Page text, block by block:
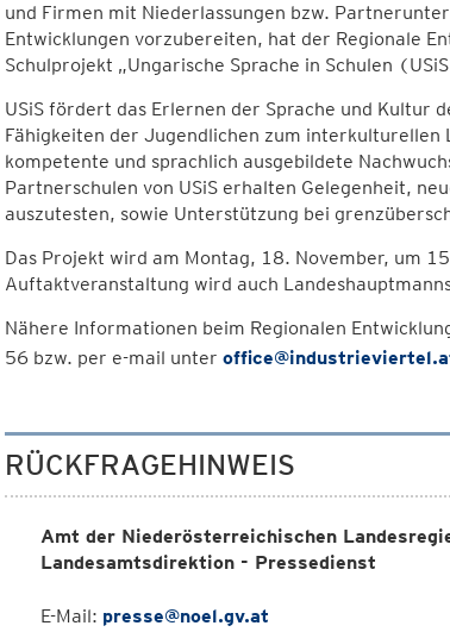
und Firmen mit Niederlassungen bzw.
Entwicklungen vorzubereiten, hat der Regionale
Schulprojekt „Ungarische Sprache in Schulen
USiS fördert das Erlernen der Sprache und Kultur
Fähigkeiten der Jugendlichen zum
kompetente und sprachlich ausgebildete
Partnerschulen von USiS erhalten Gelegenheit,
auszutesten, sowie Unterstützung bei
Das Projekt wird am Montag, 18. November, um
Auftaktveranstaltung wird auch
Nähere Informationen beim Regionalen
56 bzw. per e-mail unter
RÜCKFRAGEHINWEIS
Amt der Niederösterreichischen
Landesamtsdirektion - Pressedienst
E-Mail: presse@noel.gv.at